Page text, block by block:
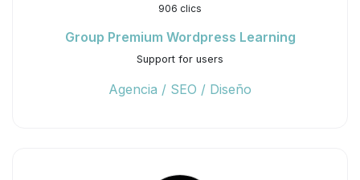
906 clics
Group Premium Wordpress Learning
Support for users
Agencia / SEO / Diseño